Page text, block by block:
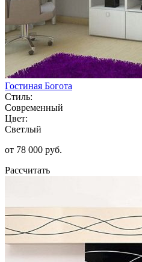
Гостиная Богота
Стиль:
Современный
Цвет:
Светлый
от 78 000 руб.
Рассчитать